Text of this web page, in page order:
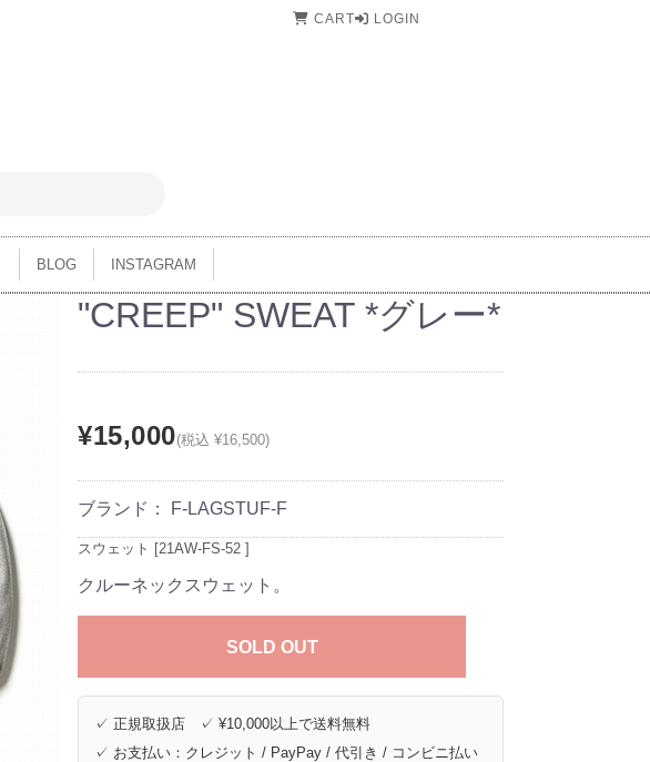
CART LOGIN
BLOG INSTAGRAM
"CREEP" SWEAT *グレー*
¥15,000(税込 ¥16,500)
ブランド： F-LAGSTUF-F
スウェット [21AW-FS-52 ]
クルーネックスウェット。
SOLD OUT
✓ 正規取扱店 ✓ ¥10,000以上で送料無料
✓ お支払い：クレジット / PayPay / 代引き / コンビニ払い